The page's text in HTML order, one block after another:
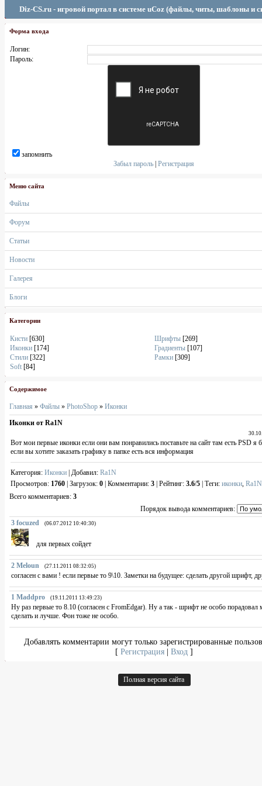
Diz-CS.ru - игровой портал в системе uCoz (файлы, читы, шаблоны и
Форма входа
Логин:
Пароль:
запомнить
Забыл пароль |Регистрация
Меню сайта
Файлы
Форум
Статьи
Новости
Галерея
Блоги
Категории
Кисти [630] Шрифты [269]
Иконки [174] Градиенты [107]
Стили [322] Рамки [309]
Soft [84]
Содержимое
Главная » Файлы » PhotoShop » Иконки
Иконки от Ra1N
Вот мои первые иконки если они вам понравились поставьте на сайт там есть PSD я
если вы хотите заказать графику в папке есть вся информация
Категория: Иконки Добавил: Rа1N
Просмотров: 1760 Загрузок: 0 Комментарии: 3 Рейтинг: 3.6/5 Теги: иконки, Ra1N
Всего комментариев: 3
Порядок вывода комментариев:
3 focuzed (06.07.2012 10:40:30)
для первых сойдет
2 Meloun (27.11.2011 08:32:05)
согласен с вами ! если первые то 9\10. Заметки на будущее: сделать другой шрифт,
1 Maddpro (19.11.2011 13:49:23)
Ну раз первые то 8.10 (согласен с FromEdgar). Ну а так - шрифт не особо порадовал
сделать и лучше. Фон тоже не особо.
Добавлять комментарии могут только зарегистрированные
[ Регистрация | Вход ]
Полная версия сайта